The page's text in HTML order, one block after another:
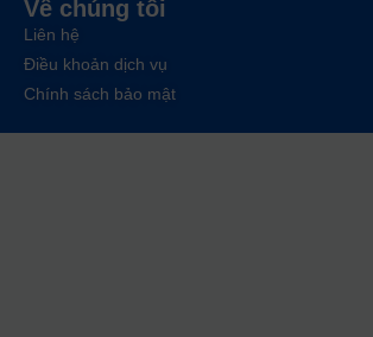
Về chúng tôi
Liên hệ
Điều khoản dịch vụ
Chính sách bảo mật